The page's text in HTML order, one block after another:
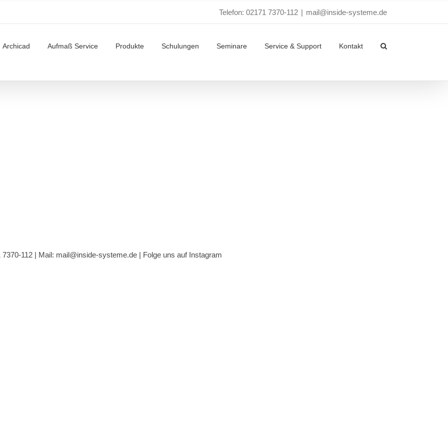
Telefon: 02171 7370-112 | mail@inside-systeme.de
Archicad Aufmaß Service Produkte Schulungen Seminare Service & Support Kontakt
7370-112 | Mail: mail@inside-systeme.de | Folge uns auf Instagram